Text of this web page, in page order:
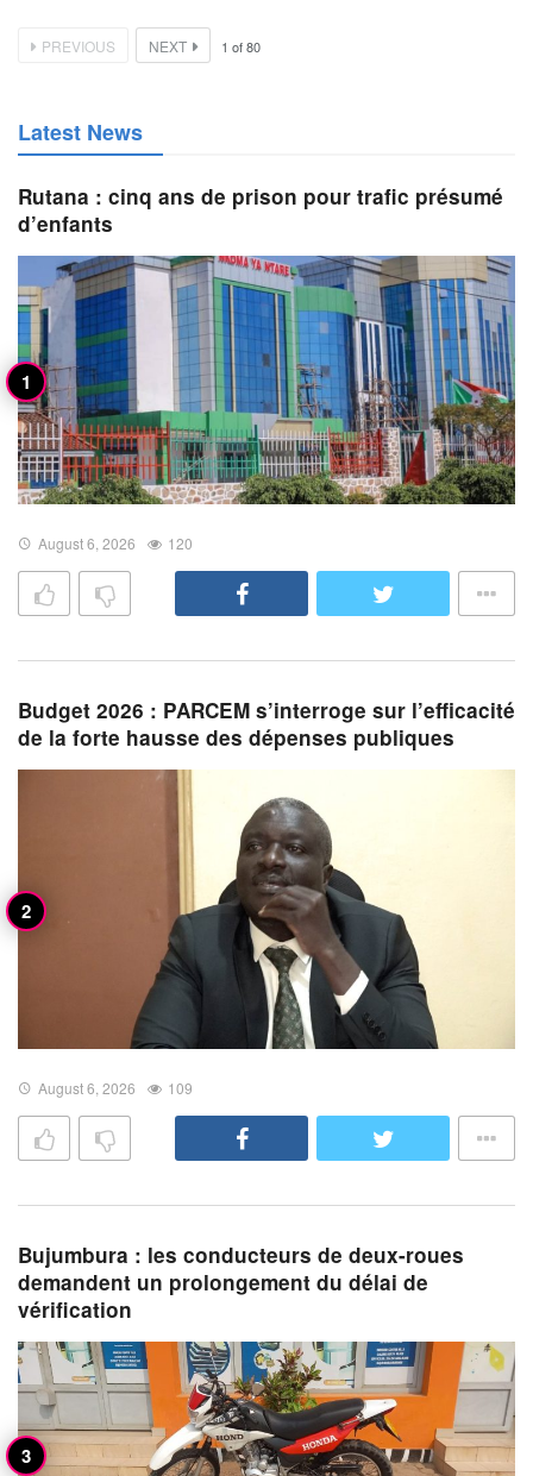
PREVIOUS NEXT 1 of80
Latest News
Rutana : cinq ans de prison pour trafic présumé
d’enfants
August 6, 2026 120
Budget 2026 : PARCEM s’interroge sur l’efficacité
de la forte hausse des dépenses publiques
August 6, 2026 109
Bujumbura : les conducteurs de deux-roues
demandent un prolongement du délai de
vérification